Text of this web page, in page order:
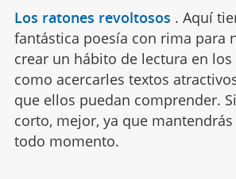
Los ratones revoltosos . Aquí
fantástica poesía con rima para
crear un hábito de lectura en los
como acercarles textos
que ellos puedan comprender.
corto, mejor, ya que
todo momento.